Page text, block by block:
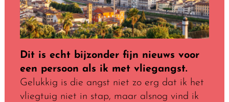
Dit is echt bijzonder fijn nieuws voor
een persoon als ik met vliegangst.
Gelukkig is die angst niet zo erg dat ik het
vliegtuig niet in stap, maar alsnog vind ik